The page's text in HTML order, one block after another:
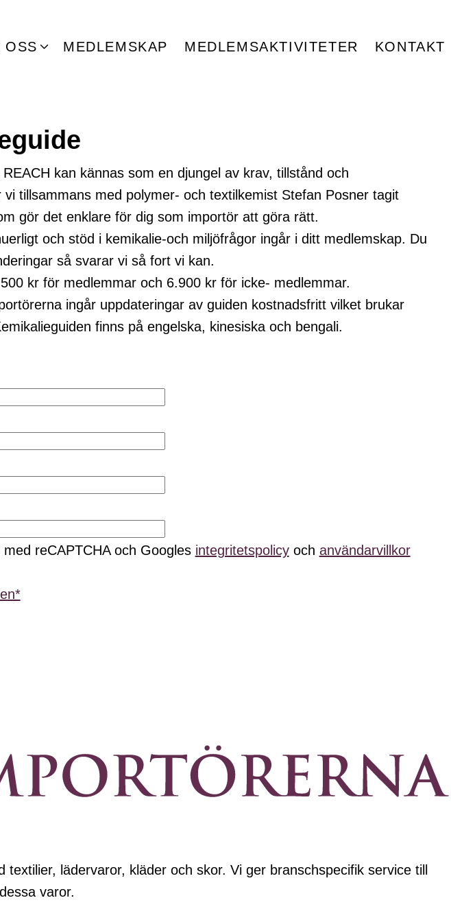
OSS MEDLEMSKAP MEDLEMSAKTIVITETER KONTAKT
kan kännas som en djungel av krav, tillstånd och
vi tillsammans med polymer- och textilkemist Stefan Posner tagit
gör det enklare för dig som importör att göra rätt.
och stöd i kemikalie-och miljöfrågor ingår i ditt medlemskap. Du
så svarar vi så fort vi kan.
kr för medlemmar och 6.900 kr för icke- medlemmar.
ingår uppdateringar av guiden kostnadsfritt vilket brukar
finns på engelska, kinesiska och bengali.
reCAPTCHA och Googles integritetspolicyoch användarvillkor
lädervaror, kläder och skor. Vi ger branschspecifik service till
varor.